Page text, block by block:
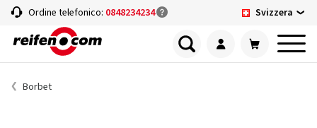
Ordine telefonico: 0848234234 Svizzera
Borbet